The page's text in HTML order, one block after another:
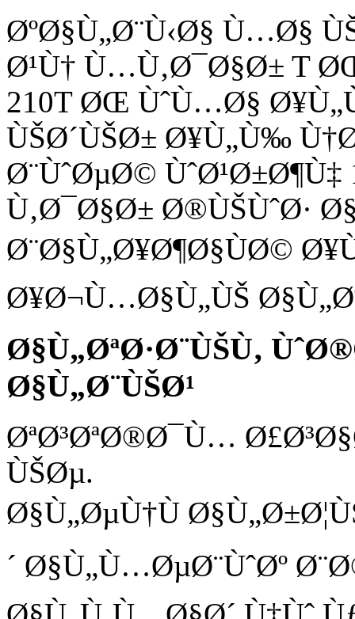
ØºØ§Ù„Ø¨Ù‹Ø§ Ù…Ø§
Ø¹Ù† Ù…Ù‚Ø¯Ø§Ø± T
210T ØŒ ÙˆÙ…Ø§
ÙŠØ´ÙŠØ± Ø¥Ù„Ù‰
Ø¨ÙˆØµØ©
Ù‚Ø¯Ø§Ø± Ø®ÙŠÙˆØ·
Ø¨Ø§Ù„Ø¥Ø¶Ø§ÙØ©
Ø¥Ø¬Ù…Ø§Ù„ÙŠ
Ø§Ù„ØªØ·Ø¨ÙŠÙ‚
Ø§Ù„Ø¨ÙŠØ¹
ØªØ³ØªØ®Ø¯Ù…
ÙŠØµ.
Ø§Ù„ØµÙ†Ù
´ Ø§Ù„Ù…ØµØ¨ÙˆØº